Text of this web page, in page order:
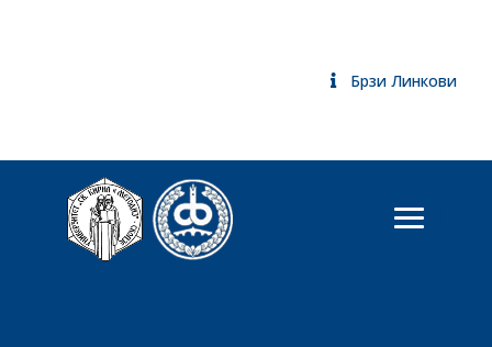
Брзи Линкови